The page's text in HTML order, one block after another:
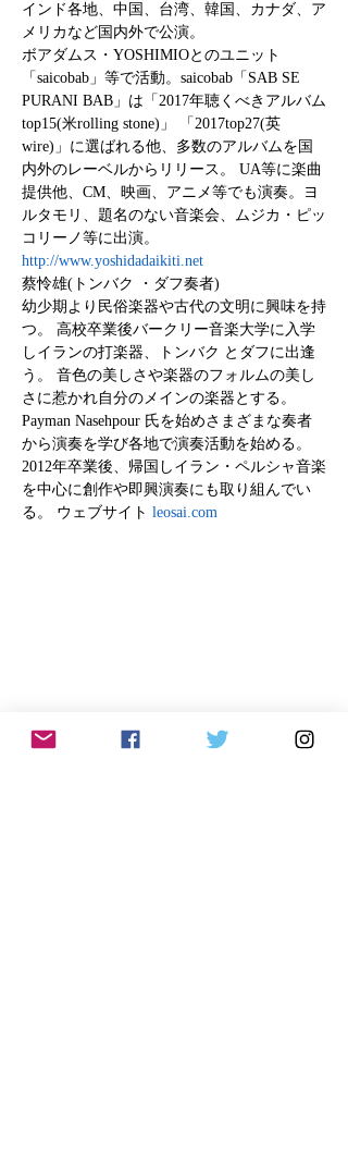
インド各地、中国、台湾、韓国、カナダ、ア
メリカなど国内外で公演。
ボアダムス・YOSHIMIOとのユニット
「saicobab」等で活動。saicobab「SAB SE
PURANI BAB」は「2017年聴くべきアルバム
top15(米rolling stone)」 「2017top27(英
wire)」に選ばれる他、多数のアルバムを国
内外のレーベルからリリース。 UA等に楽曲
提供他、CM、映画、アニメ等でも演奏。ヨ
ルタモリ、題名のない音楽会、ムジカ・ピッ
http://www.yoshidadaikiti.net
蔡怜雄(トンバク ・ダフ奏者)
幼少期より民俗楽器や古代の文明に興味を持
つ。 高校卒業後バークリー音楽大学に入学
しイランの打楽器、トンバク とダフに出逢
う。 音色の美しさや楽器のフォルムの美し
さに惹かれ自分のメインの楽器とする。
Payman Nasehpour 氏を始めさまざまな奏者
から演奏を学び各地で演奏活動を始める。
2012年卒業後、帰国しイラン・ペルシャ音楽
を中心に創作や即興演奏にも取り組んでい
る。 ウェブサイト leosai.com